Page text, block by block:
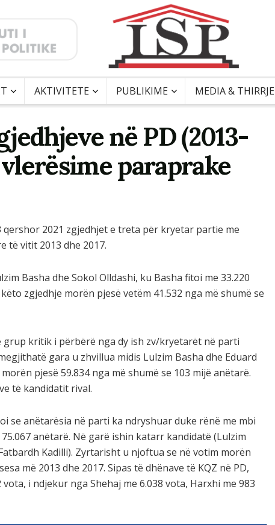
AKTIVITETE PUBLIKIME MEDIA & THIRRJE
në PD (2013-
paraprake
2021 zgjedhjet e treta për kryetar partie me
të vitit 2013 dhe 2017.
Basha dhe Sokol Olldashi, ku Basha fitoi me 33.220
zgjedhje morën pjesë vetëm 41.532 nga më shumë se
grup kritik i përbërë nga dy ish zv/kryetarët në parti
gara u zhvillua midis Lulzim Basha dhe Eduard
pjesë 59.834 nga më shumë se 103 mijë anëtarë.
të kandidatit rival.
se anëtarësia në parti ka ndryshuar duke rënë me mbi
anëtarë. Në garë ishin katarr kandidatë (Lulzim
Kadilli). Zyrtarisht u njoftua se në votim morën
më 2013 dhe 2017. Sipas të dhënave të KQZ në PD,
i ndjekur nga Shehaj me 6.038 vota, Harxhi me 983